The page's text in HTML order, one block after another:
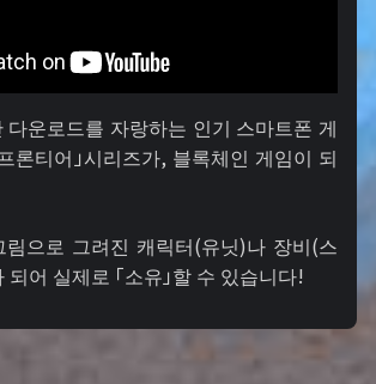
다운로드를 자랑하는 인기 스마트폰 게
론티어」시리즈가, 블록체인 게임이 되
으로 그려진 캐릭터(유닛)나 장비(스
어 실제로 「소유」할 수 있습니다!